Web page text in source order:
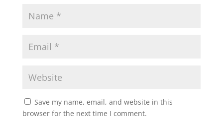
Save my name, email, and website in this
browser for the next time I comment.